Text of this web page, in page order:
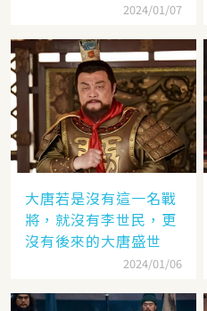
2024/01/07
大唐若是沒有這一名戰
將，就沒有李世民，更
沒有後來的大唐盛世
2024/01/06